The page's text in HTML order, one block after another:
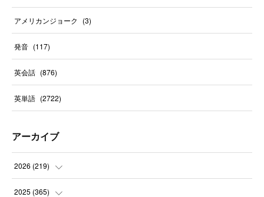
アメリカンジョーク (3)
発音 (117)
英会話 (876)
英単語 (2722)
アーカイブ
2026 (219)
(8)
2025 (365)